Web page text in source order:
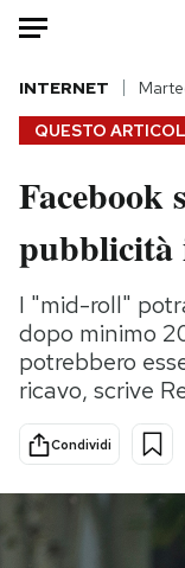
HOME
Italia
Politica
Tecnologia
Internet
Scienza
Cultura
Economia
QUESTO
INTERNET
Facebook
pubblicità
I "mid-roll"
dopo minimo
potrebbero
ricavo, scrive
Condividi